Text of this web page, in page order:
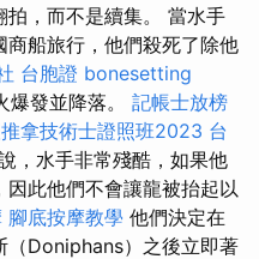
，而不是續集。 當水手
船旅行，他們殺死了除他
台胞證 bonesetting
爆發並降落。 記帳士放榜
拿技術士證照班2023 台
，水手非常殘酷，如果他
此他們不會讓龍被抬起以
腳底按摩教學 他們決定在
（Doniphans）之後立即著